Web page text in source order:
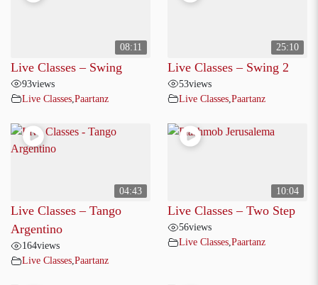
08:11
Live Classes – Swing
93views
Live Classes Paartanz
25:10
Live Classes – Swing 2
53views
Live Classes Paartanz
04:43
Live Classes – Tango
Argentino
164views
Live Classes,Paartanz
10:04
Live Classes – Two Step
56views
Live Classes,Paartanz